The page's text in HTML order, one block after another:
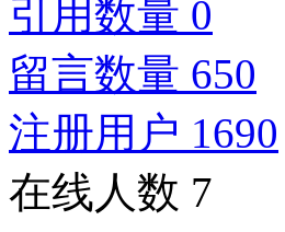
引用数量 0
留言数量 650
注册用户 1690
在线人数 7